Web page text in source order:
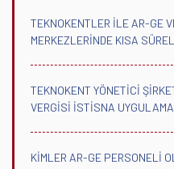
TEKNOKENTLER İLE AR-GE
MERKEZLERİNDE KISA
TEKNOKENT YÖNETİCİ
VERGİSİ İSTİSNA
KİMLER AR-GE PERSONELİ